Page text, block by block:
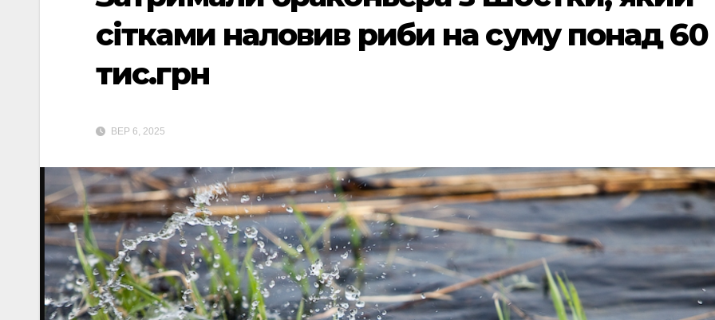
сітками наловив риби на суму понад 60
тис.грн
ВЕР 6, 2025